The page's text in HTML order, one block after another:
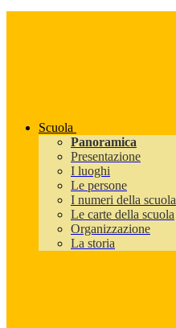
Scuola
Panoramica
Presentazione
I luoghi
Le persone
I numeri della scuola
Le carte della scuola
Organizzazione
La storia